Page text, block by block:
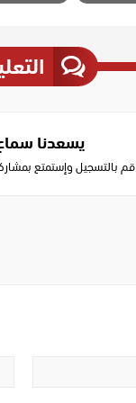
يسعدنا
قم بالتسجيل وإستمتع